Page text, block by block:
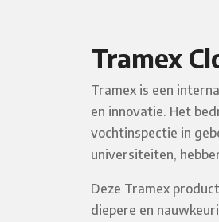
Tramex
Tramex is een
en innovatie. Het
vochtinspectie in
universiteiten,
Deze Tramex
diepere en